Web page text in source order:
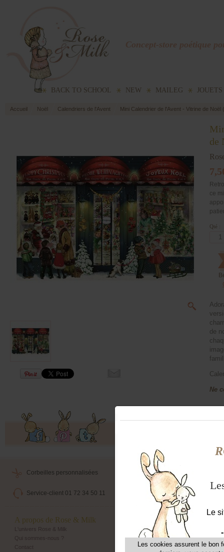
Concept-store poétique
BACK TO SCHOOL NEW MAILEG JOUETS
Accueil Noël Calendriers de l'Avent Mini Calendrier de l'Avent - Vitrine de Noël
de
ce
Qté :
de
Ne
Corbeilles personnalisées Livraison maternité
Service-client 01 72 34 50 11 Echange et retour simple
A propos de Rose & Milk
L'univers Rose & Milk
Qui sommes-nous ?
Contact
Les + Rose & Milk
Corbeilles Rose & Milk
Emballage cadeau
Livraison maternité